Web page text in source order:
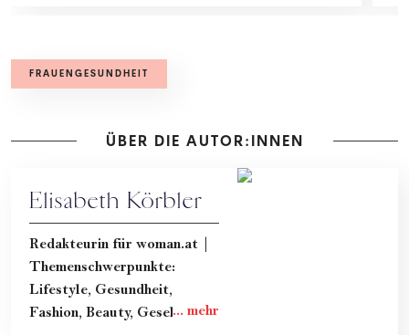
FRAUENGESUNDHEIT
ÜBER DIE AUTOR:INNEN
Elisabeth Körbler
Redakteurin für woman.at |
Themenschwerpunkte:
Lifestyle, Gesundheit,
Fashion, Beauty, Gesellschaft